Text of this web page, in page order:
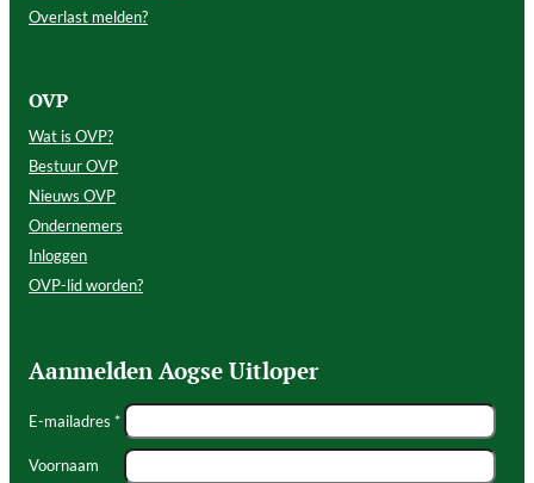
Overlast melden?
OVP
Wat is OVP?
Bestuur OVP
Nieuws OVP
Ondernemers
Inloggen
OVP-lid worden?
Aanmelden Aogse Uitloper
E-mailadres *
Voornaam